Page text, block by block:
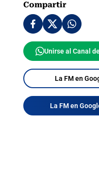
Compartir
Unirse al Canal
La FM en
La FM en